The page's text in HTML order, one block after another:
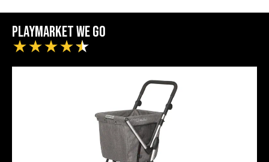
Playmarket We Go
★★★★★